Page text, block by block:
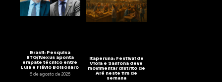
Brasil: Pesquisa
BTG/Nexus aponta
empate técnico entre
Lula e Flávio Bolsonaro
6 de agosto de 2026
Itaperuna: Festival de
Viola e Sanfona deve
movimentar distrito de
Aré neste fim de
semana